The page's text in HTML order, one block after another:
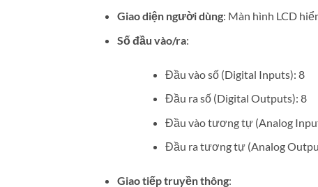
Giao diện người dùng: Màn hình LCD
Số đầu vào/ra:
Đầu vào số (Digital Inputs): 8
Đầu ra số (Digital Outputs): 8
Đầu vào tương tự (Analog
Đầu ra tương tự (Analog
Giao tiếp truyền thông: